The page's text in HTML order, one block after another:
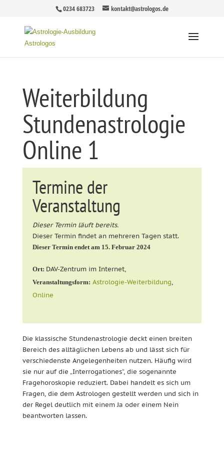
0234 683723 kontakt@astrologos.de
Weiterbildung
Stundenastrologie
Online 1
Termine der
Veranstaltung
Dieser Termin läuft bereits.
Dieser Termin findet an mehreren Tagen statt.
Dieser Termin endet am 15. Februar 2024
Ort: DAV-Zentrum im Internet,
Veranstaltungsform: Astrologie-Weiterbildung,
Online
Die klassische Stundenastrologie deckt einen breiten
Bereich des alltäglichen Lebens ab und lässt sich für
verschiedenste Angelegenheiten nutzen. Häufig wird
sie nur auf die „Interrogationes“, die sogenannte
Fragehoroskopie reduziert. Dabei handelt es sich um
Fragen, die dem Astrologen gestellt werden und sich in
der Regel deutlich mit einem Ja oder einem Nein
beantworten lassen.